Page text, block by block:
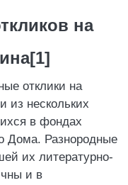
на
отклики на
из нескольких
в фондах
Дома. Разнородные
их литературно-
и в